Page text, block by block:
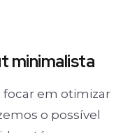
minimalista
focar em otimizar
o possível